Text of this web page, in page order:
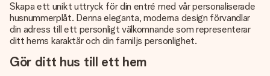
Skapa ett unikt uttryck för din entré med vår personaliserade
husnummerplåt. Denna eleganta, moderna design förvandlar
din adress till ett personligt välkomnande som representerar
ditt hems karaktär och din familjs personlighet.
Gör ditt hus till ett hem